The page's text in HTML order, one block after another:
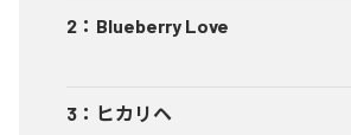
2 ： Blueberry Love
3 ： ヒカリヘ